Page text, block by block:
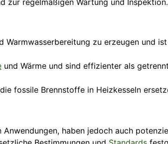
zur regelmäßigen Wartung und Inspektion.
Warmwasserbereitung zu erzeugen und
und Wärme und sind effizienter als
fossile Brennstoffe in Heizkesseln
haben jedoch auch